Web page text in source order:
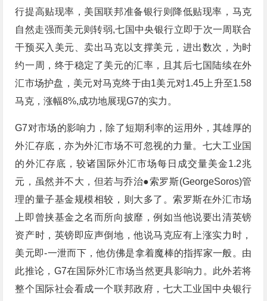
行提高贴现率，美国联邦准备银行则降低贴现率，马克
自然走强而美元则转弱,七国中央银行立即于次一周联合
干预买入美元、卖出马克以支撑美元，进出数次，为时
约一周，终于稳定了美元的汇率，且其后七国陆续在外
汇市场护盘，美元对马克终于由1美元对1.45上升至1.58
马克，涨幅8%,成功地展现G7的实力。
G7对市场的影响力，除了短期利率的运用外，其雄厚的
外汇存底，亦为外汇市场不可忽视的力量。七大工业国
的外汇存底，较诸国际外汇市场每日成交量美金1.2兆
元，虽然并不大，但若与乔治●索罗斯(GeorgeSoros)管
理的量子基金规模相较，则大多了。索罗斯在外汇市场
上即曾挟基金之名而所向披靡，例如当他说要出清英镑
资产时，英镑即应声倒地，他说马克应有上涨实力时，
美元即-一泄而下，他仿佛是拿着魔棒的指挥家一般。由
此推论，G7在国际外汇市场当然更具影响力。此外若将
整个国际社会看成一个联邦政府，七大工业国中央银行